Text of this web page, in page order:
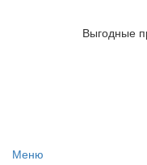
Отзывы об
Отзывы об
Выгодные
Меню